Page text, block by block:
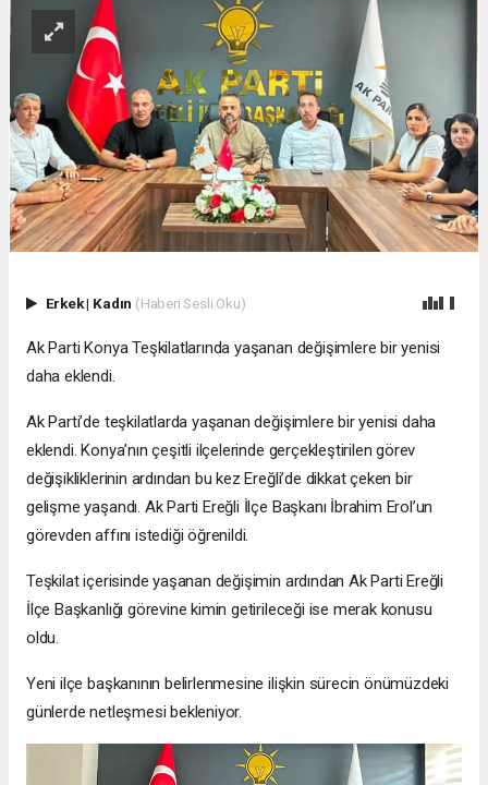
Erkek| Kadın (Haberi Sesli Oku)
Ak Parti Konya Teşkilatlarında yaşanan değişimlere bir yenisi
daha eklendi.
Ak Parti’de teşkilatlarda yaşanan değişimlere bir yenisi daha
eklendi. Konya’nın çeşitli ilçelerinde gerçekleştirilen görev
değişikliklerinin ardından bu kez Ereğli’de dikkat çeken bir
gelişme yaşandı. Ak Parti Ereğli İlçe Başkanı İbrahim Erol’un
görevden affını istediği öğrenildi.
Teşkilat içerisinde yaşanan değişimin ardından Ak Parti Ereğli
İlçe Başkanlığı görevine kimin getirileceği ise merak konusu
oldu.
Yeni ilçe başkanının belirlenmesine ilişkin sürecin önümüzdeki
günlerde netleşmesi bekleniyor.